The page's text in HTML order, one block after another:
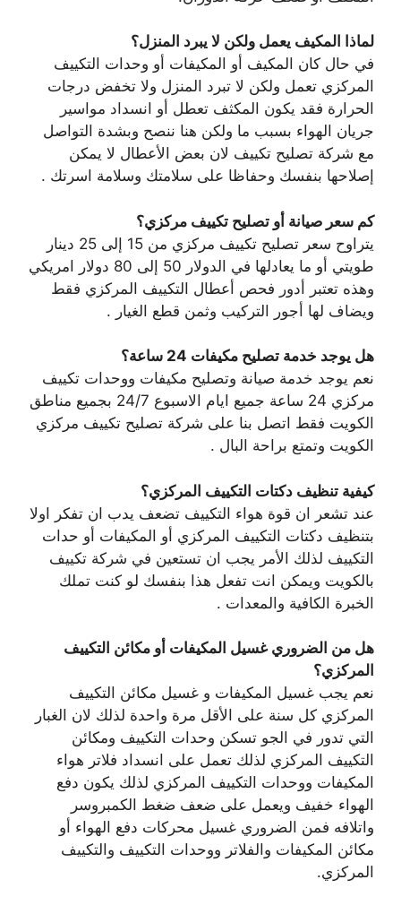
لماذا المكيف يعمل ولكن لا يبرد المنزل؟
في حال كان المكيف أو المكيفات أو وحدات التكييف
المركزي تعمل ولكن لا تبرد المنزل ولا تخفض درجات
الحرارة فقد يكون المكثف تعطل أو انسداد مواسير
جريان الهواء بسبب ما ولكن هنا ننصح وبشدة التواصل
مع شركة تصليح تكييف لان بعض الأعطال لا يمكن
إصلاحها بنفسك وحفاظا على سلامتك وسلامة اسرتك .
كم سعر صيانة أو تصليح تكييف مركزي؟
يتراوح سعر تصليح تكييف مركزي من 15 إلى 25 دينار
طويتي أو ما يعادلها في الدولار 50 إلى 80 دولار امريكي
وهذه تعتبر أدور فحص أعطال التكييف المركزي فقط
ويضاف لها أجور التركيب وثمن قطع الغيار .
هل يوجد خدمة تصليح مكيفات 24 ساعة؟
نعم يوجد خدمة صيانة وتصليح مكيفات ووحدات تكييف
مركزي 24 ساعة جميع ايام الاسبوع 24/7 بجميع مناطق
الكويت فقط اتصل بنا على شركة تصليح تكييف مركزي
الكويت وتمتع براحة البال .
كيفية تنظيف دكتات التكييف المركزي؟
عند تشعر ان قوة هواء التكييف تضعف يدب ان تفكر اولا
بتنظيف دكتات التكييف المركزي أو المكيفات أو حدات
التكييف لذلك الأمر يجب ان تستعين في شركة تكييف
بالكويت ويمكن انت تفعل هذا بنفسك لو كنت تملك
الخبرة الكافية والمعدات .
هل من الضروري غسيل المكيفات أو مكائن التكييف
المركزي؟
نعم يجب غسيل المكيفات و غسيل مكائن التكييف
المركزي كل سنة على الأقل مرة واحدة لذلك لان الغبار
التي تدور في الجو تسكن وحدات التكييف ومكائن
التكييف المركزي لذلك تعمل على انسداد فلاتر هواء
المكيفات ووحدات التكييف المركزي لذلك يكون دفع
الهواء خفيف ويعمل على ضعف ضغط الكمبروسر
واتلافه فمن الضروري غسيل محركات دفع الهواء أو
مكائن المكيفات والفلاتر ووحدات التكييف والتكييف
المركزي.